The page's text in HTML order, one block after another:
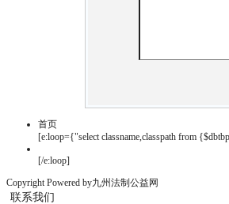
首页
[e:loop={"select classname,classpath from
[/e:loop]
Copyright Powered by九州法制公益网
联系我们